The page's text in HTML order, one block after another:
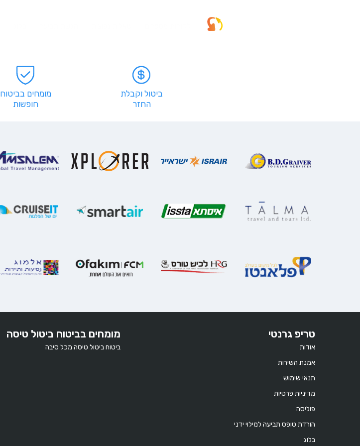
ביטול וקבלת
החזר
מומחים בביטוח
חופשות
טריפ גרנטי
אודות
אמנת השירות
תנאי שימוש
מדיניות פרטיות
פוליסה
הורדת טופס תביעה למילוי ידני
בלוג
מומחים בביטוח ביטול טיסה
ביטוח ביטול טיסה מכל סיבה